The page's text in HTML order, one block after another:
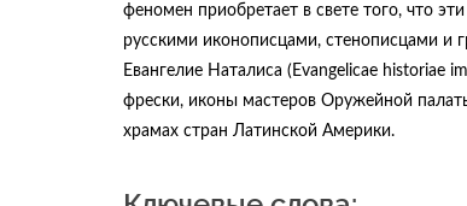
феномен приобретает в свете того, что
русскими иконописцами, стенописцами и
Евангелие Наталиса (Evangelicae historiae
фрески, иконы мастеров Оружейной
храмах стран Латинской Америки.